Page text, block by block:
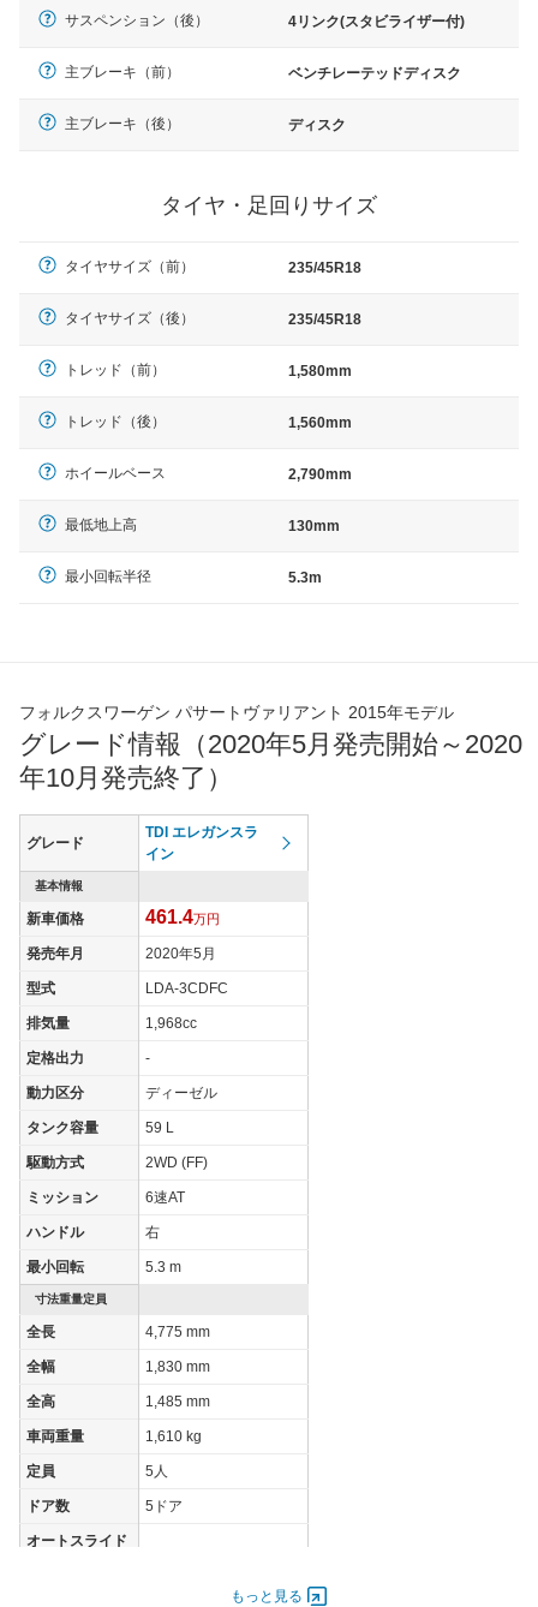
サスペンション（後） 4リンク(スタビライザー付)
主ブレーキ（前） ベンチレーテッドディスク
主ブレーキ（後） ディスク
タイヤ・足回りサイズ
タイヤサイズ（前） 235/45R18
タイヤサイズ（後） 235/45R18
トレッド（前） 1,580mm
トレッド（後） 1,560mm
ホイールベース 2,790mm
最低地上高 130mm
最小回転半径 5.3m
フォルクスワーゲン パサートヴァリアント 2015年モデル
グレード情報（2020年5月発売開始～2020
年10月発売終了）
グレード
TDI エレガンスラ
イン
基本情報
新車価格 461.4万円
発売年月 2020年5月
型式 LDA-3CDFC
排気量 1,968cc
定格出力 -
動力区分 ディーゼル
タンク容量 59 L
駆動方式 2WD (FF)
ミッション 6速AT
ハンドル 右
最小回転 5.3 m
寸法重量定員
全長 4,775 mm
全幅 1,830 mm
全高 1,485 mm
車両重量 1,610 kg
定員 5人
ドア数 5ドア
オートスライド
もっと見る